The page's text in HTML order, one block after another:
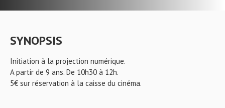
SYNOPSIS
Initiation à la projection numérique.
A partir de 9 ans. De 10h30 à 12h.
5€ sur réservation à la caisse du cinéma.